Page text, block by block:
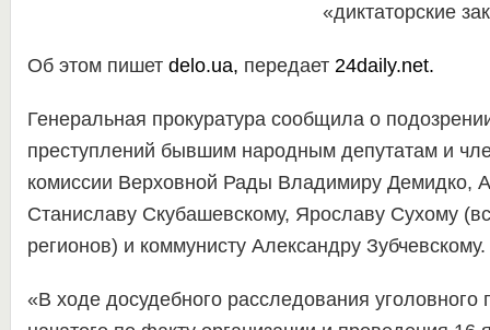
«диктаторские
Об этом пишет delo.ua, передает 24daily.net.
Генеральная прокуратура сообщила о
преступлений бывшим народным депутатам и
комиссии Верховной Рады Владимиру Демидко,
Станиславу Скубашевскому, Ярославу Сухому
регионов) и коммунисту Александру Зубчевскому.
«В ходе досудебного расследования уголовного